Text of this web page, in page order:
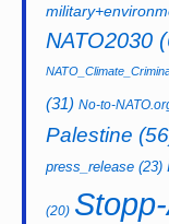
NATO2030
(31) No-to-
Palestine
press_release (23)
(20)